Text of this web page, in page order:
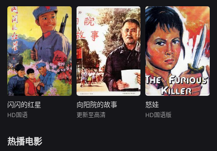
谢小君
售货员方秀春送货
下乡，路遇从未见
过面的婆婆来买
货。通过交谈，得
知婆婆为办喜事买
了许多东西，还准
备大吃大喝一场。
方秀春针对婆婆这
种思想，用丰收不
忘节约的道理，说
个售货
鲁非
1947年冬，国民党
军队对华东解放区
发动重点进攻，我
华东部队于苏北七
战七捷后，为彻底
歼灭敌人，大踏步
后退。起初，有些
战士想不通。某师
一团一营高营长率
部转移到沂蒙山区
王达成
解放战争时期，我
军侦察参谋郭锐
（王心刚 饰），奉
命带领一支小分队
深入丰城进行侦
察，路遇还乡团长
（于绍康 饰）带领
团丁押解我妇女主
任（杨雅琴 饰）和
村干部（周冠森
闪闪的红星
故事发生在红
闪闪的红星
HD国语
向阳院的故事
向阳院的故事
更新至高清
怒娃
怒娃
HD国语版
热播电影